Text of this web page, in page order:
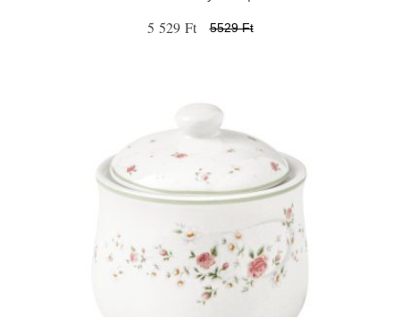
5 529 Ft 5529 Ft